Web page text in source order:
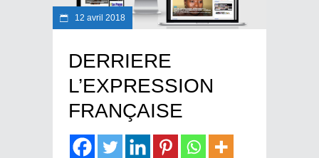
12 avril 2018
DERRIERE
L’EXPRESSION
FRANÇAISE